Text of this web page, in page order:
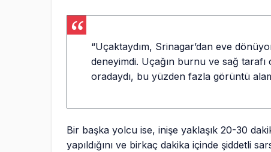
“Uçaktaydım, Srinagar’dan eve
deneyimdi. Uçağın burnu ve sağ
oradaydı, bu yüzden fazla görüntü
Bir başka yolcu ise, inişe yaklaşık 20-30
yapıldığını ve birkaç dakika içinde şiddetli